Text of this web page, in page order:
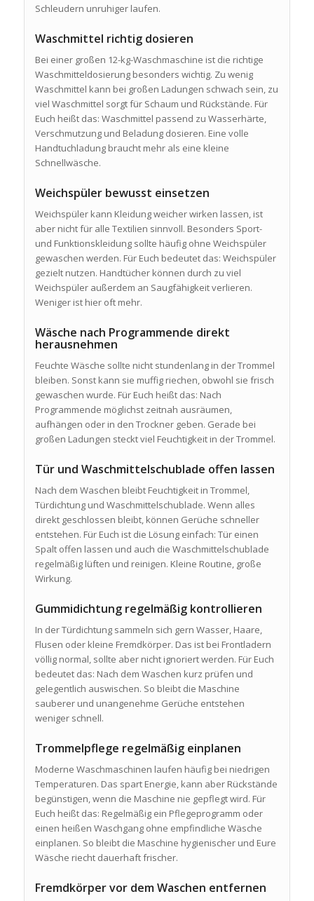
Schleudern unruhiger laufen.
Waschmittel richtig dosieren
Bei einer großen 12-kg-Waschmaschine ist die richtige
Waschmitteldosierung besonders wichtig. Zu wenig
Waschmittel kann bei großen Ladungen schwach sein, zu
viel Waschmittel sorgt für Schaum und Rückstände. Für
Euch heißt das: Waschmittel passend zu Wasserhärte,
Verschmutzung und Beladung dosieren. Eine volle
Handtuchladung braucht mehr als eine kleine
Schnellwäsche.
Weichspüler bewusst einsetzen
Weichspüler kann Kleidung weicher wirken lassen, ist
aber nicht für alle Textilien sinnvoll. Besonders Sport-
und Funktionskleidung sollte häufig ohne Weichspüler
gewaschen werden. Für Euch bedeutet das: Weichspüler
gezielt nutzen. Handtücher können durch zu viel
Weichspüler außerdem an Saugfähigkeit verlieren.
Weniger ist hier oft mehr.
Wäsche nach Programmende direkt
herausnehmen
Feuchte Wäsche sollte nicht stundenlang in der Trommel
bleiben. Sonst kann sie muffig riechen, obwohl sie frisch
gewaschen wurde. Für Euch heißt das: Nach
Programmende möglichst zeitnah ausräumen,
aufhängen oder in den Trockner geben. Gerade bei
großen Ladungen steckt viel Feuchtigkeit in der Trommel.
Tür und Waschmittelschublade offen lassen
Nach dem Waschen bleibt Feuchtigkeit in Trommel,
Türdichtung und Waschmittelschublade. Wenn alles
direkt geschlossen bleibt, können Gerüche schneller
entstehen. Für Euch ist die Lösung einfach: Tür einen
Spalt offen lassen und auch die Waschmittelschublade
regelmäßig lüften und reinigen. Kleine Routine, große
Wirkung.
Gummidichtung regelmäßig kontrollieren
In der Türdichtung sammeln sich gern Wasser, Haare,
Flusen oder kleine Fremdkörper. Das ist bei Frontladern
völlig normal, sollte aber nicht ignoriert werden. Für Euch
bedeutet das: Nach dem Waschen kurz prüfen und
gelegentlich auswischen. So bleibt die Maschine
sauberer und unangenehme Gerüche entstehen
weniger schnell.
Trommelpflege regelmäßig einplanen
Moderne Waschmaschinen laufen häufig bei niedrigen
Temperaturen. Das spart Energie, kann aber Rückstände
begünstigen, wenn die Maschine nie gepflegt wird. Für
Euch heißt das: Regelmäßig ein Pflegeprogramm oder
einen heißen Waschgang ohne empfindliche Wäsche
einplanen. So bleibt die Maschine hygienischer und Eure
Wäsche riecht dauerhaft frischer.
Fremdkörper vor dem Waschen entfernen